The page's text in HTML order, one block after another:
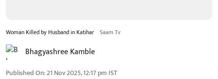
Woman Killed by Husband in Katihar Saam Tv
Bhagyashree Kamble
Published On:21 Nov 2025, 12:17 pm IST